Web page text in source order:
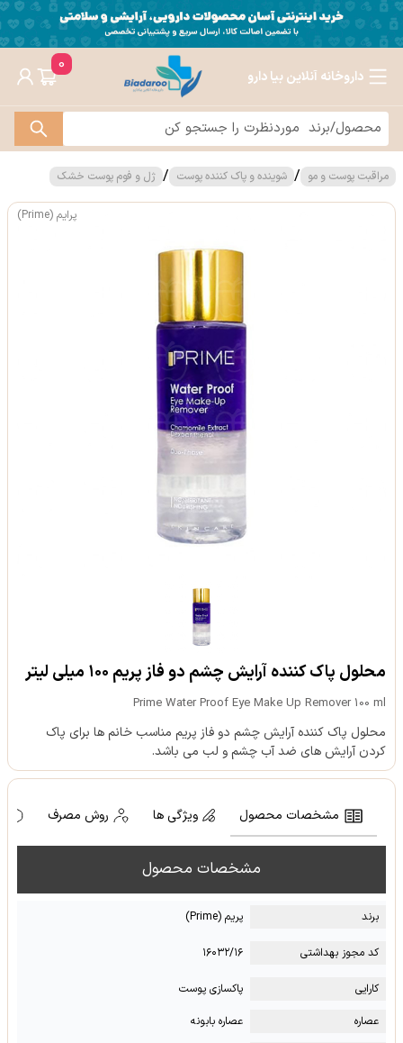
داروخانه آنلاین بیا دارو
0
مراقبت پوست و مو / شوینده و پاک کننده پوست / ژل و فوم پوست خشک
پرایم (Prime)
محلول پاک کننده آرایش چشم دو فاز پریم ۱۰۰ میلی لیتر
Prime Water Proof Eye Make Up Remover 100 ml
محلول پاک کننده آرایش چشم دو فاز پریم مناسب خانم ها برای پاک
کردن آرایش های ضد آب چشم و لب می باشد.
مشخصات محصول ویژگی ها روش مصرف
مشخصات محصول
برند پریم (Prime)
کد مجوز بهداشتی ۱۶۰۳۲/۱۶
کارایی
پاکسازی پوست
عصاره
عصاره بابونه